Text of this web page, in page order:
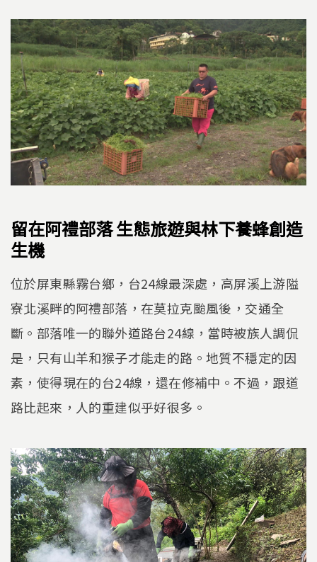
留在阿禮部落 生態旅遊與林下養蜂創造
生機
位於屏東縣霧台鄉，台24線最深處，高屏溪上游隘
寮北溪畔的阿禮部落，在莫拉克颱風後，交通全
斷。部落唯一的聯外道路台24線，當時被族人調侃
是，只有山羊和猴子才能走的路。地質不穩定的因
素，使得現在的台24線，還在修補中。不過，跟道
路比起來，人的重建似乎好很多。